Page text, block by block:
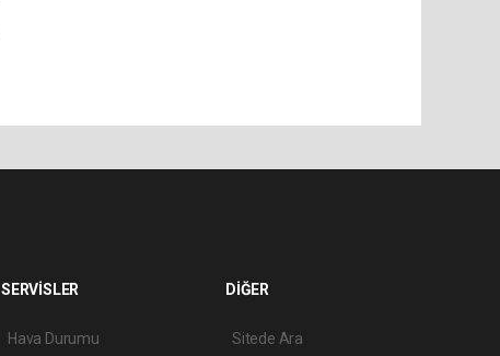
SERVİSLER
Hava Durumu
DİĞER
Sitede Ara